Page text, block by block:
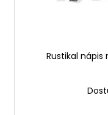
Rustikal nápis